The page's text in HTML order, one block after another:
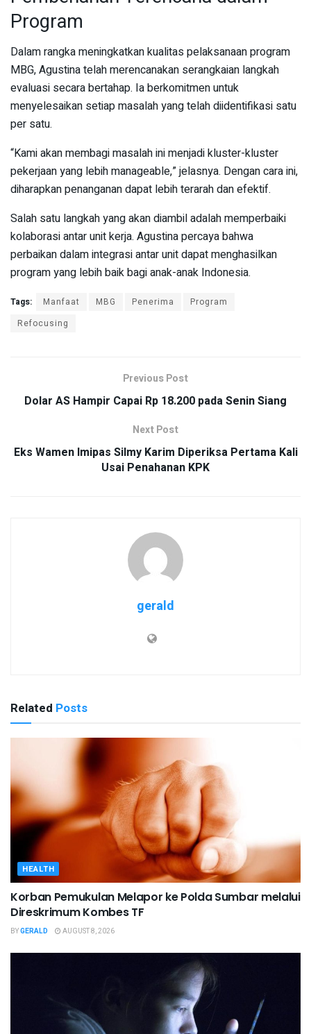
Program
Dalam rangka meningkatkan kualitas pelaksanaan program
MBG, Agustina telah merencanakan serangkaian langkah
evaluasi secara bertahap. Ia berkomitmen untuk
menyelesaikan setiap masalah yang telah diidentifikasi satu
per satu.
“Kami akan membagi masalah ini menjadi kluster-kluster
pekerjaan yang lebih manageable,” jelasnya. Dengan cara ini,
diharapkan penanganan dapat lebih terarah dan efektif.
Salah satu langkah yang akan diambil adalah memperbaiki
kolaborasi antar unit kerja. Agustina percaya bahwa
perbaikan dalam integrasi antar unit dapat menghasilkan
program yang lebih baik bagi anak-anak Indonesia.
Tags: Manfaat MBG Penerima
Program
Refocusing
Previous Post
Dolar AS Hampir Capai Rp 18.200 pada Senin Siang
Next Post
Eks Wamen Imipas Silmy Karim Diperiksa Pertama Kali
Usai Penahanan KPK
gerald
Related Posts
HEALTH
Korban Pemukulan Melapor ke Polda Sumbar melalui
Direskrimum Kombes TF
BYGERALD AUGUST 8, 2026